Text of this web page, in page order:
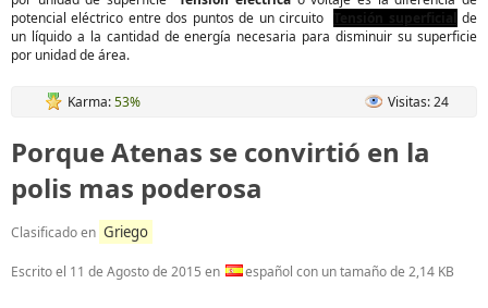
potencial eléctrico entre dos puntos de un circuito
de
un líquido a la cantidad de energía necesaria para disminuir su superficie
por unidad de área.
Karma:53% Visitas: 24
Porque Atenas se convirtió en la
polis mas poderosa
Clasificado en Griego
Escrito el 11 de Agosto de 2015 en español con un tamaño de 2,14 KB